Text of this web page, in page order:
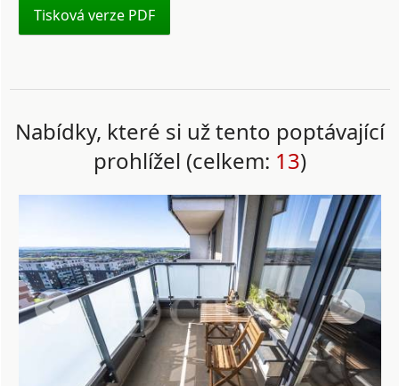
Tisková verze PDF
Nabídky, které si už tento poptávající
prohlížel (celkem: 13)